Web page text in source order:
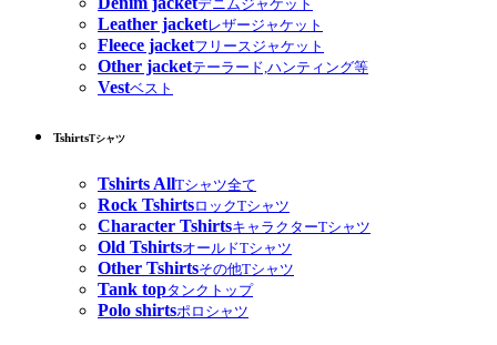
デニムジャケット
Leather jacketレザージャケット
Fleece jacketフリースジャケット
Other jacketテーラード,ハンティング等
Vestベスト
TshirtsTシャツ
Tshirts AllTシャツ全て
Rock TshirtsロックTシャツ
Character TshirtsキャラクターTシャツ
Old TshirtsオールドTシャツ
Other Tshirtsその他Tシャツ
Tank topタンクトップ
Polo shirtsポロシャツ